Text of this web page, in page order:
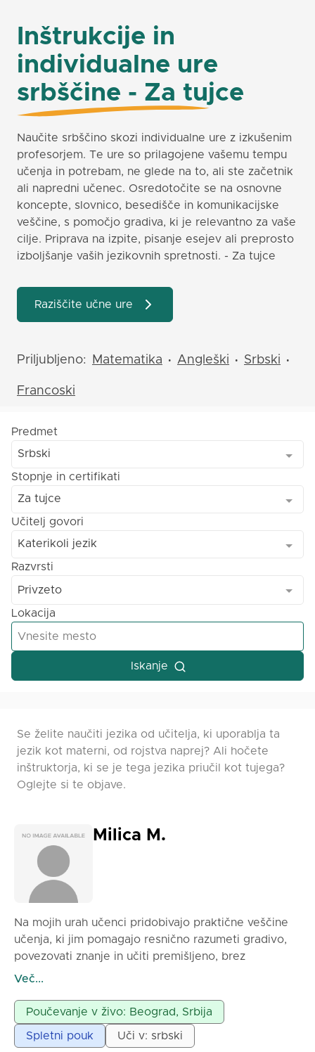
Inštrukcije in
individualne ure
srbščine - Za tujce
Naučite srbščino skozi individualne ure z izkušenim
profesorjem. Te ure so prilagojene vašemu tempu
učenja in potrebam, ne glede na to, ali ste začetnik
ali napredni učenec. Osredotočite se na osnovne
koncepte, slovnico, besedišče in komunikacijske
veščine, s pomočjo gradiva, ki je relevantno za vaše
cilje. Priprava na izpite, pisanje esejev ali preprosto
izboljšanje vaših jezikovnih spretnosti. - Za tujce
Raziščite učne ure
Priljubljeno: Matematika • Angleški • Srbski •
Francoski
Predmet
Srbski
Stopnje in certifikati
Za tujce
Učitelj govori
Katerikoli jezik
Razvrsti
Privzeto
Lokacija
Iskanje
Se želite naučiti jezika od učitelja, ki uporablja ta
jezik kot materni, od rojstva naprej? Ali hočete
inštruktorja, ki se je tega jezika priučil kot tujega?
Oglejte si te objave.
Milica M.
Na mojih urah učenci pridobivajo praktične veščine
učenja, ki jim pomagajo resnično razumeti gradivo,
povezovati znanje in učiti premišljeno, brez
mehanskega pomnjenja. Skozi delo odkrivajo, da je
logična. Ura traja 90 minut in je polna aktivnosti, kot
so delovne kartice, ustvarjalne igre in zanimive
predstavitve.
Več...
Poučevanje v živo: Beograd, Srbija
Spletni pouk Uči v: srbski